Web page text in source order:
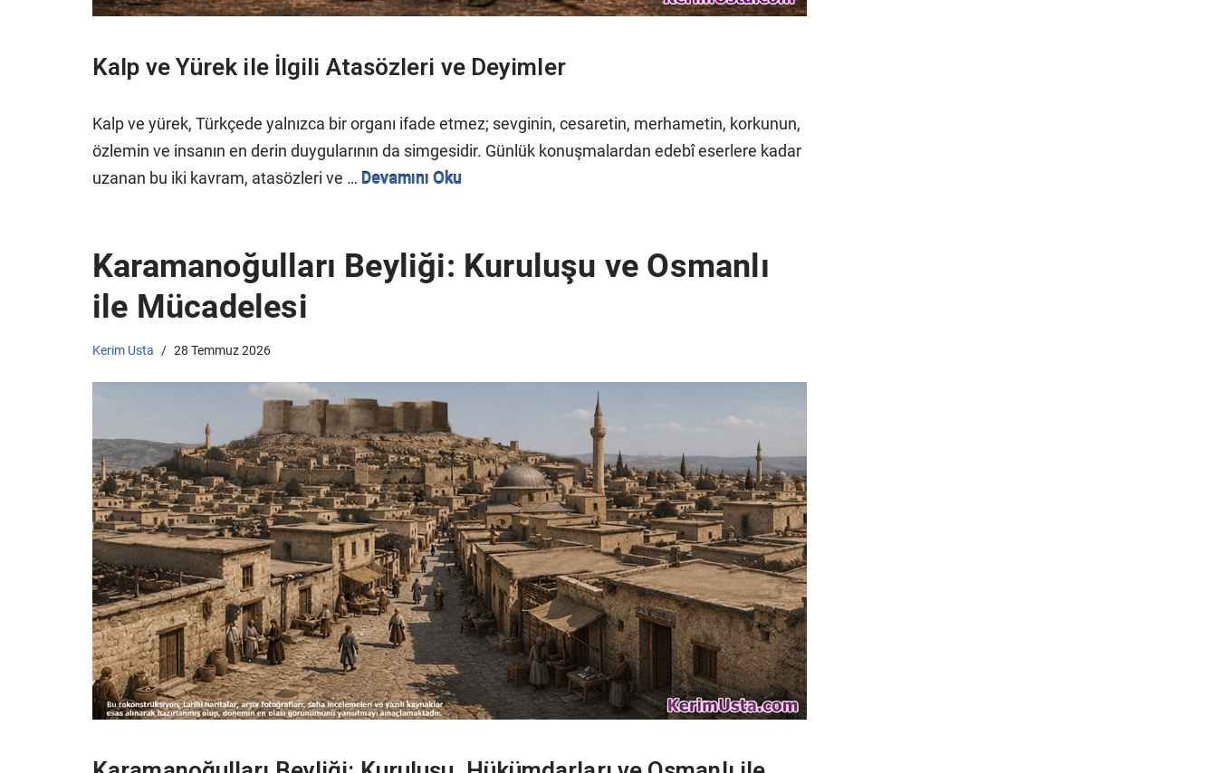
Kalp ve Yürek ile İlgili Atasözleri ve Deyimler
Kalp ve yürek, Türkçede yalnızca bir organı ifade etmez; sevginin, cesaretin, merhametin, korkunun,
özlemin ve insanın en derin duygularının da simgesidir. Günlük konuşmalardan edebî eserlere kadar
uzanan bu iki kavram, atasözleri ve … Devamını Oku
Karamanoğulları Beyliği: Kuruluşu ve Osmanlı
ile Mücadelesi
Kerim Usta 28 Temmuz 2026